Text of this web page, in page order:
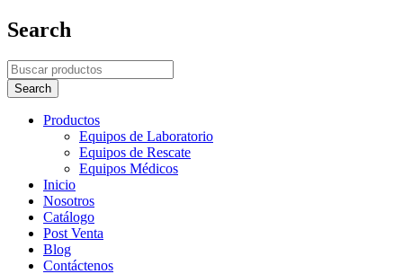
Search
Productos
Equipos de Laboratorio
Equipos de Rescate
Equipos Médicos
Inicio
Nosotros
Catálogo
Post Venta
Blog
Contáctenos